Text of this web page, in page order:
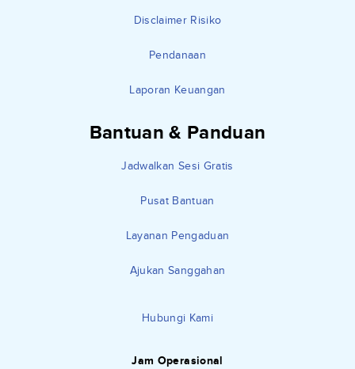
Disclaimer Risiko
Pendanaan
Laporan Keuangan
Bantuan & Panduan
Jadwalkan Sesi Gratis
Pusat Bantuan
Layanan Pengaduan
Ajukan Sanggahan
Hubungi Kami
Jam Operasional